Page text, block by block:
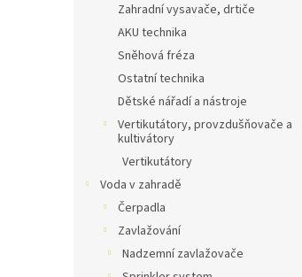
Zahradní vysavače, drtiče
AKU technika
Sněhová fréza
Ostatní technika
Dětské nářadí a nástroje
Vertikutátory, provzdušňovače a
kultivátory
Vertikutátory
Voda v zahradě
Čerpadla
Zavlažování
Nadzemní zavlažovače